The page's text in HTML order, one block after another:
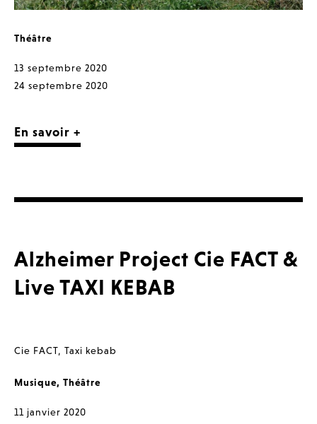
Théâtre
13 septembre 2020
24 septembre 2020
En savoir +
Alzheimer Project Cie FACT &
Live TAXI KEBAB
Cie FACT, Taxi kebab
Musique, Théâtre
11 janvier 2020